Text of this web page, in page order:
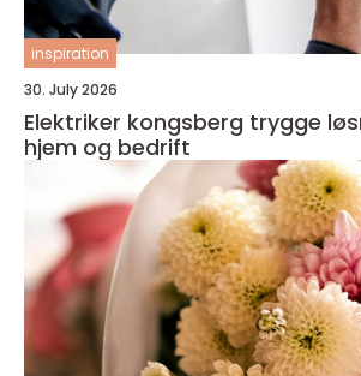
inspiration
30. July 2026
Elektriker kongsberg trygge løsninger for
hjem og bedrift